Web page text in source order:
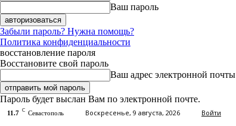
Ваш пароль
Забыли пароль? Нужна помощь?
Политика конфиденциальности
восстановление пароля
Восстановите свой пароль
Ваш адрес электронной почты
Пароль будет выслан Вам по электронной почте.
11.7 C Севастополь Воскресенье, 9 августа, 2026 Войти